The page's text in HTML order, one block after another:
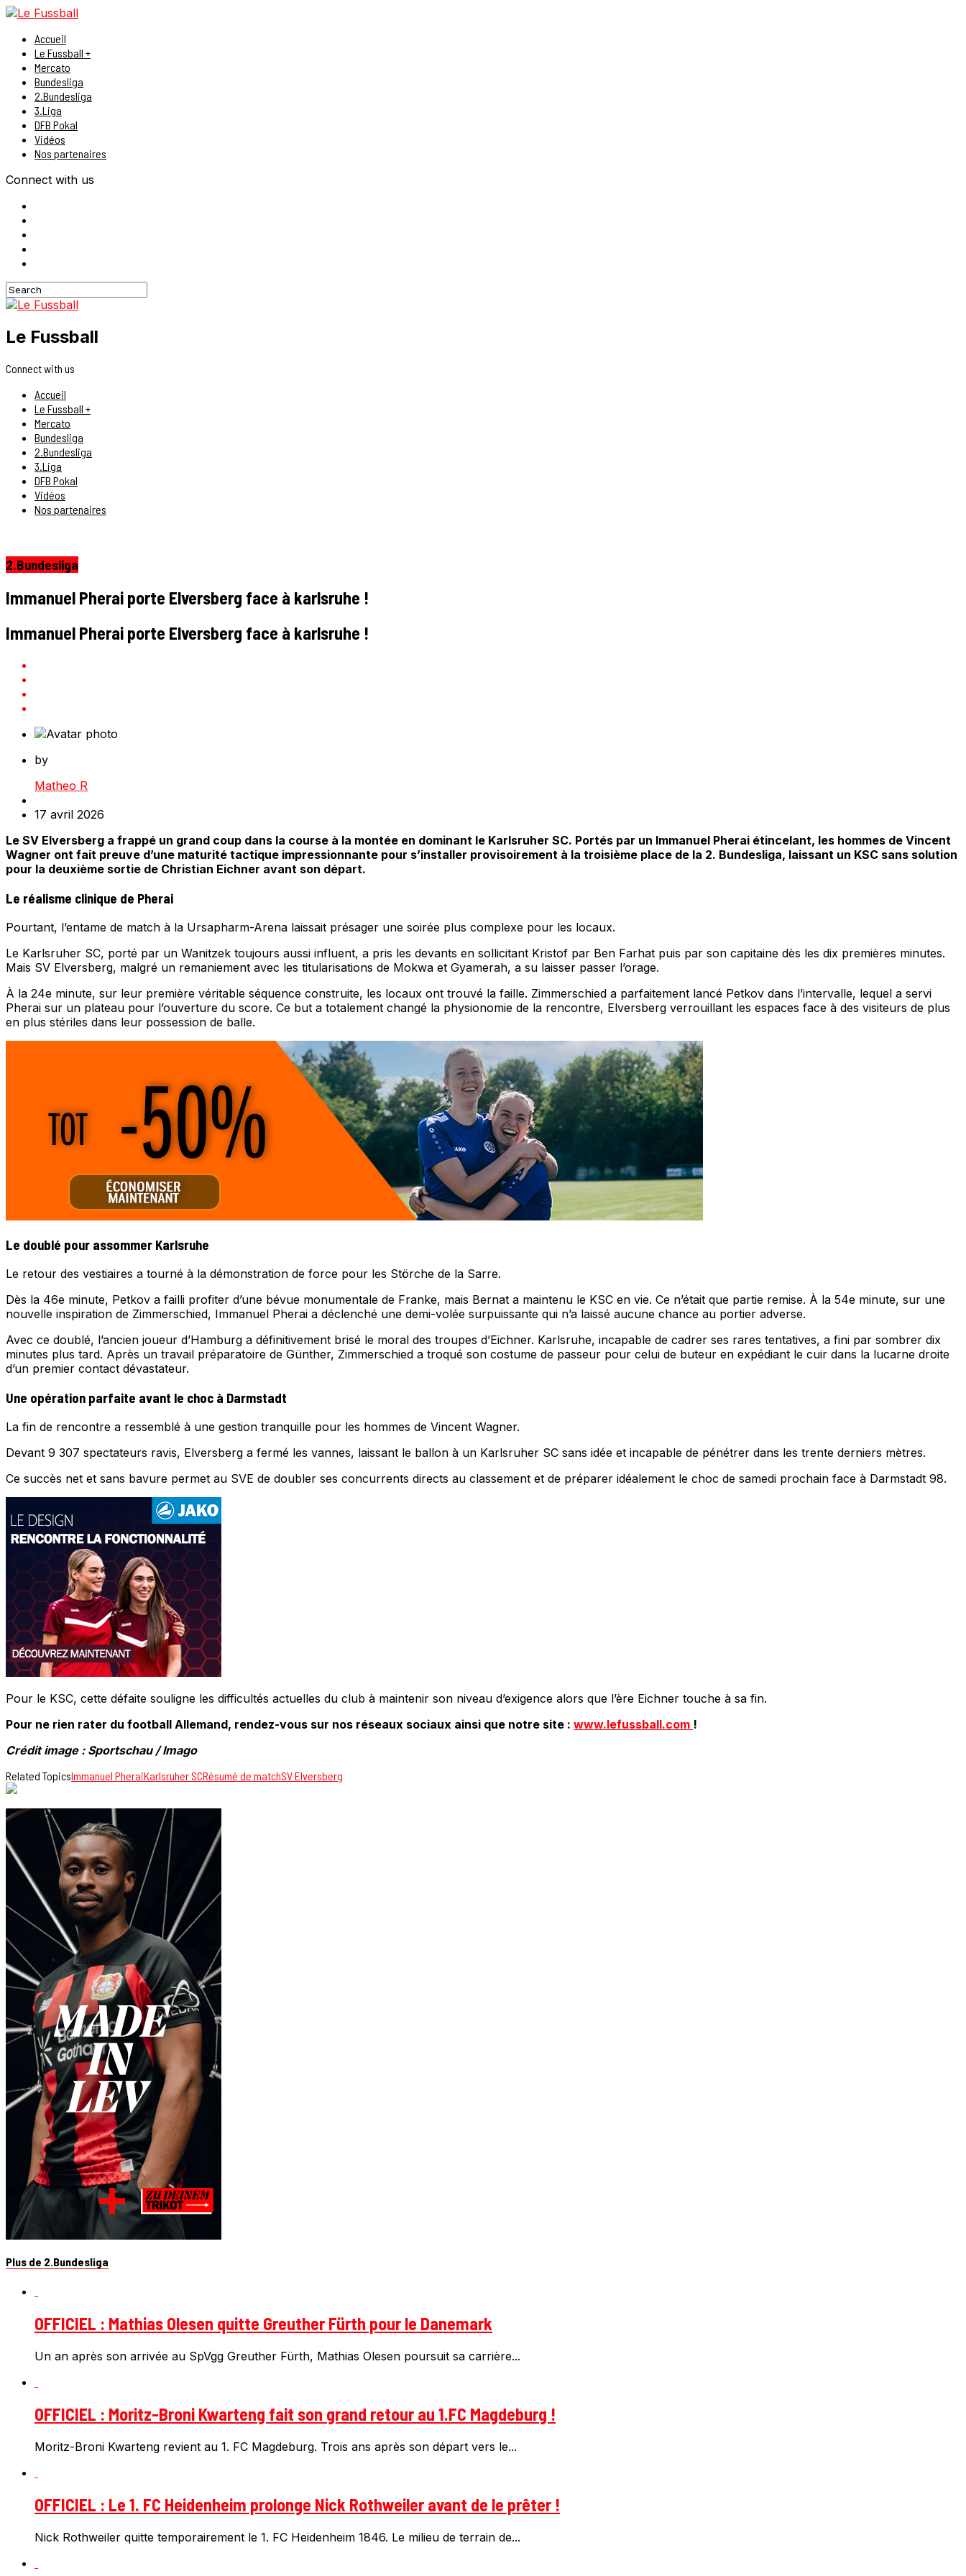
Accueil
Le Fussball +
Mercato
Bundesliga
2.Bundesliga
3.Liga
DFB Pokal
Vidéos
Nos partenaires
Connect with us
Le Fussball
Connect with us
Accueil
Le Fussball +
Mercato
Bundesliga
2.Bundesliga
3.Liga
DFB Pokal
Vidéos
Nos partenaires
2.Bundesliga
Immanuel Pherai porte Elversberg face à karlsruhe !
Immanuel Pherai porte Elversberg face à karlsruhe !
by
Matheo R
17 avril 2026
Le SV Elversberg a frappé un grand coup dans la course à la montée en dominant le Karlsruher SC. Portés par un Immanuel Pherai étincelant, les hommes de Vincent
Wagner ont fait preuve d’une maturité tactique impressionnante pour s’installer provisoirement à la troisième place de la 2. Bundesliga, laissant un KSC sans solution
pour la deuxième sortie de Christian Eichner avant son départ.
Le réalisme clinique de Pherai
Pourtant, l’entame de match à la Ursapharm-Arena laissait présager une soirée plus complexe pour les locaux.
Le Karlsruher SC, porté par un Wanitzek toujours aussi influent, a pris les devants en sollicitant Kristof par Ben Farhat puis par son capitaine dès les dix premières minutes.
Mais SV Elversberg, malgré un remaniement avec les titularisations de Mokwa et Gyamerah, a su laisser passer l’orage.
À la 24e minute, sur leur première véritable séquence construite, les locaux ont trouvé la faille. Zimmerschied a parfaitement lancé Petkov dans l’intervalle, lequel a servi
Pherai sur un plateau pour l’ouverture du score. Ce but a totalement changé la physionomie de la rencontre, Elversberg verrouillant les espaces face à des visiteurs de plus
en plus stériles dans leur possession de balle.
Le doublé pour assommer Karlsruhe
Le retour des vestiaires a tourné à la démonstration de force pour les Störche de la Sarre.
Dès la 46e minute, Petkov a failli profiter d’une bévue monumentale de Franke, mais Bernat a maintenu le KSC en vie. Ce n’était que partie remise. À la 54e minute, sur une
nouvelle inspiration de Zimmerschied, Immanuel Pherai a déclenché une demi-volée surpuissante qui n’a laissé aucune chance au portier adverse.
Avec ce doublé, l’ancien joueur d’Hamburg a définitivement brisé le moral des troupes d’Eichner. Karlsruhe, incapable de cadrer ses rares tentatives, a fini par sombrer dix
minutes plus tard. Après un travail préparatoire de Günther, Zimmerschied a troqué son costume de passeur pour celui de buteur en expédiant le cuir dans la lucarne droite
d’un premier contact dévastateur.
Une opération parfaite avant le choc à Darmstadt
La fin de rencontre a ressemblé à une gestion tranquille pour les hommes de Vincent Wagner.
Devant 9 307 spectateurs ravis, Elversberg a fermé les vannes, laissant le ballon à un Karlsruher SC sans idée et incapable de pénétrer dans les trente derniers mètres.
Ce succès net et sans bavure permet au SVE de doubler ses concurrents directs au classement et de préparer idéalement le choc de samedi prochain face à Darmstadt 98.
Pour le KSC, cette défaite souligne les difficultés actuelles du club à maintenir son niveau d’exigence alors que l’ère Eichner touche à sa fin.
Pour ne rien rater du football Allemand, rendez-vous sur nos réseaux sociaux ainsi que notre site : www.lefussball.com !
Crédit image : Sportschau / Imago
Related TopicsImmanuel PheraiKarlsruher SCRésumé de matchSV Elversberg
Plus de 2.Bundesliga
OFFICIEL : Mathias Olesen quitte Greuther Fürth pour le Danemark
Un an après son arrivée au SpVgg Greuther Fürth, Mathias Olesen poursuit sa carrière...
OFFICIEL : Moritz-Broni Kwarteng fait son grand retour au 1.FC Magdeburg !
Moritz-Broni Kwarteng revient au 1. FC Magdeburg. Trois ans après son départ vers le...
OFFICIEL : Le 1. FC Heidenheim prolonge Nick Rothweiler avant de le prêter !
Nick Rothweiler quitte temporairement le 1. FC Heidenheim 1846. Le milieu de terrain de...